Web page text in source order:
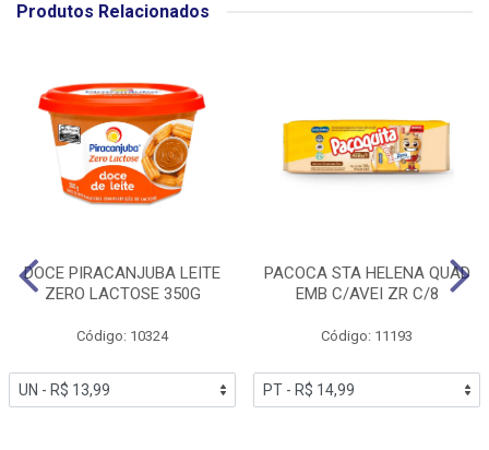
Produtos Relacionados
DOCE PIRACANJUBA LEITE
ZERO LACTOSE 350G
Código: 10324
PACOCA STA HELENA QUAD
EMB C/AVEI ZR C/8
Código: 11193